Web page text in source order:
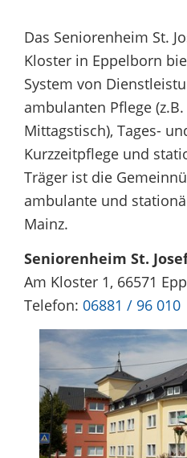
Das Seniorenheim St.
Kloster in Eppelborn
System von
ambulanten Pflege
Mittagstisch), Tages-
Kurzzeitpflege und
Träger ist die
ambulante und
Mainz.
Seniorenheim St.
Am Kloster 1, 66571
Telefon: 06881 / 96 010